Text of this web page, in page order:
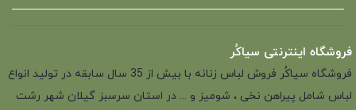
فروشگاه اینترنتی سیاکُر
فروشگاه سیاکُر فروش لباس زنانه با بیش از 35 سال سابقه در تولید انواع
لباس شامل پیراهن نخی ، شومیز و ... در استان سرسبز گیلان شهر رشت